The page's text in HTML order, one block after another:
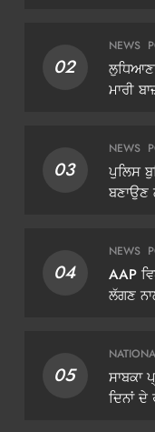
02
NEWS
ਮਾਰੀ
03
NEWS
ਪੁਲਿਸ
04
NEWS
AAP
ਲੱਗਣ
05
ਸਾਬਕਾ
ਦਿਨਾਂ ਦੇ